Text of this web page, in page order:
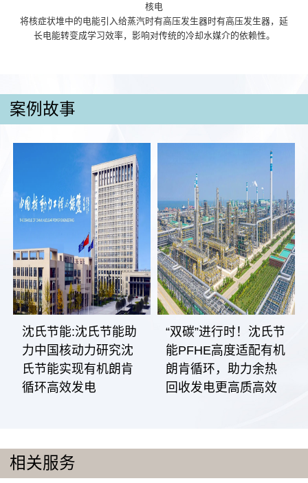
核电
将核症状堆中的电能引入给蒸汽时有高压发生器时有高压发生器，延
长电能转变成学习效率，影响对传统的冷却水媒介的依赖性。
案例故事
沈氏节能:沈氏节能助
力中国核动力研究沈
氏节能实现有机朗肯
循环高效发电
“双碳”进行时！沈氏节
能PFHE高度适配有机
朗肯循环，助力余热
回收发电更高质高效
相关服务